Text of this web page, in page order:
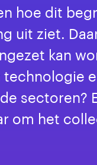
hoe dit
uit ziet.
kan
technologie
sectoren?
om het